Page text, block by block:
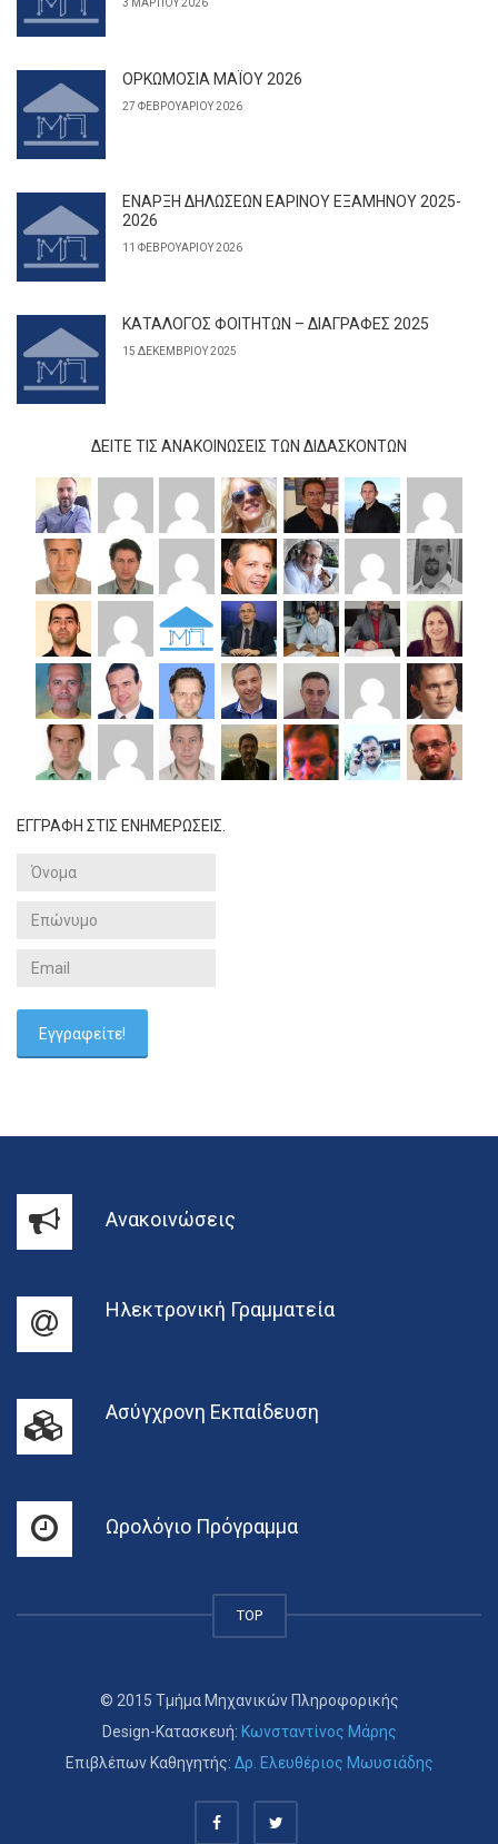
3 ΜΑΡΤΊΟΥ 2026
ΟΡΚΩΜΟΣΙΑ ΜΑΪΟΥ 2026
27 ΦΕΒΡΟΥΑΡΊΟΥ 2026
ΕΝΑΡΞΗ ΔΗΛΩΣΕΩΝ ΕΑΡΙΝΟΥ ΕΞΑΜΗΝΟΥ 2025-
2026
11 ΦΕΒΡΟΥΑΡΊΟΥ 2026
ΚΑΤΑΛΟΓΟΣ ΦΟΙΤΗΤΩΝ – ΔΙΑΓΡΑΦΕΣ 2025
15 ΔΕΚΕΜΒΡΊΟΥ 2025
ΔΕΊΤΕ ΤΙΣ ΑΝΑΚΟΙΝΏΣΕΙΣ ΤΩΝ ΔΙΔΆΣΚΟΝΤΩΝ
ΕΓΓΡΑΦΗ ΣΤΙΣ ΕΝΗΜΕΡΩΣΕΙΣ.
Ανακοινώσεις
Ηλεκτρονική Γραμματεία
Ασύγχρονη Εκπαίδευση
Ωρολόγιο Πρόγραμμα
TOP
© 2015 Τμήμα Μηχανικών Πληροφορικής
Design-Κατασκευή: Κωνσταντίνος Μάρης
Επιβλέπων Καθηγητής: Δρ. Ελευθέριος Μωυσιάδης